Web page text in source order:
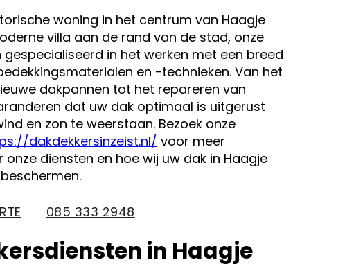
woning in het centrum van Haagje
villa aan de rand van de stad, onze
gespecialiseerd in het werken met een breed
en -technieken. Van het
dakpannen tot het repareren van
dat uw dak optimaal is uitgerust
en zon te weerstaan. Bezoek onze
dakdekkersinzeist.nl/ voor meer
diensten en hoe wij uw dak in Haagje
085 333 2948
in Haagje